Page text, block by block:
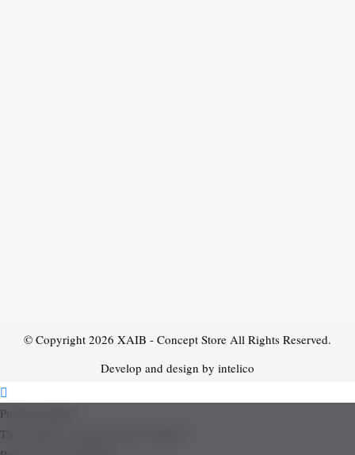
© Copyright 2026 XAIB - Concept Store All Rights Reserved.
Develop and design by intelico
Product added!
The product is already in the wishlist!